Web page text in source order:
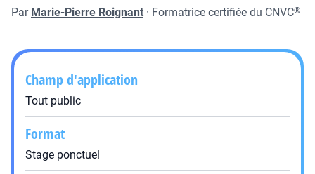
Par Marie-Pierre Roignant · Formatrice certifiée du CNVC®
Champ d'application
Tout public
Format
Stage ponctuel